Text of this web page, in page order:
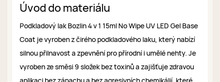
Úvod do materiálu
Podkladový lak Bozlin 4 v 1 15ml No Wipe UV LED Gel Base
Coat je vyroben z čirého podkladového laku, který nabízí
silnou přilnavost a zpevnění pro přírodní i umělé nehty. Je
vyroben ze směsi 9 složek bez toxinů a zajišťuje zdravou